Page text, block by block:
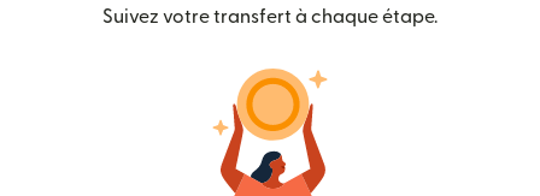
Suivez votre transfert à chaque étape.